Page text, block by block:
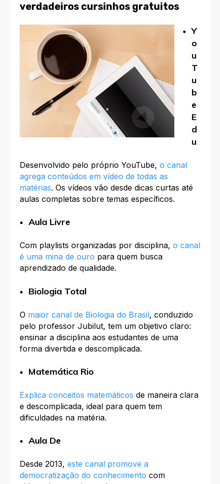
verdadeiros cursinhos gratuitos
Y
o
u
T
u
b
e
E
d
u
Desenvolvido pelo próprio YouTube, o canal
agrega conteúdos em vídeo de todas as
matérias. Os vídeos vão desde dicas curtas até
aulas completas sobre temas específicos.
Aula Livre
Com playlists organizadas por disciplina, o canal
é uma mina de ouro para quem busca
aprendizado de qualidade.
Biologia Total
O maior canal de Biologia do Brasil, conduzido
pelo professor Jubilut, tem um objetivo claro:
ensinar a disciplina aos estudantes de uma
forma divertida e descomplicada.
Matemática Rio
Explica conceitos matemáticos de maneira clara
e descomplicada, ideal para quem tem
dificuldades na matéria.
Aula De
Desde 2013, este canal promove a
democratização do conhecimento com